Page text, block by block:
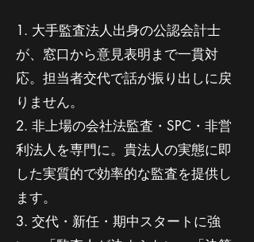
1. 大手監査法人出身の公認会計士
が、窓口から意見表明まで一貫対
応。担当者交代で話が振り出しに戻
りません。
2. 非上場の会社法監査・SPC・非営
利法人を専門に。貴法人の実態に即
した実質的で効率的な監査を提供し
ます。
3. 交代・新任・期中スタートに強